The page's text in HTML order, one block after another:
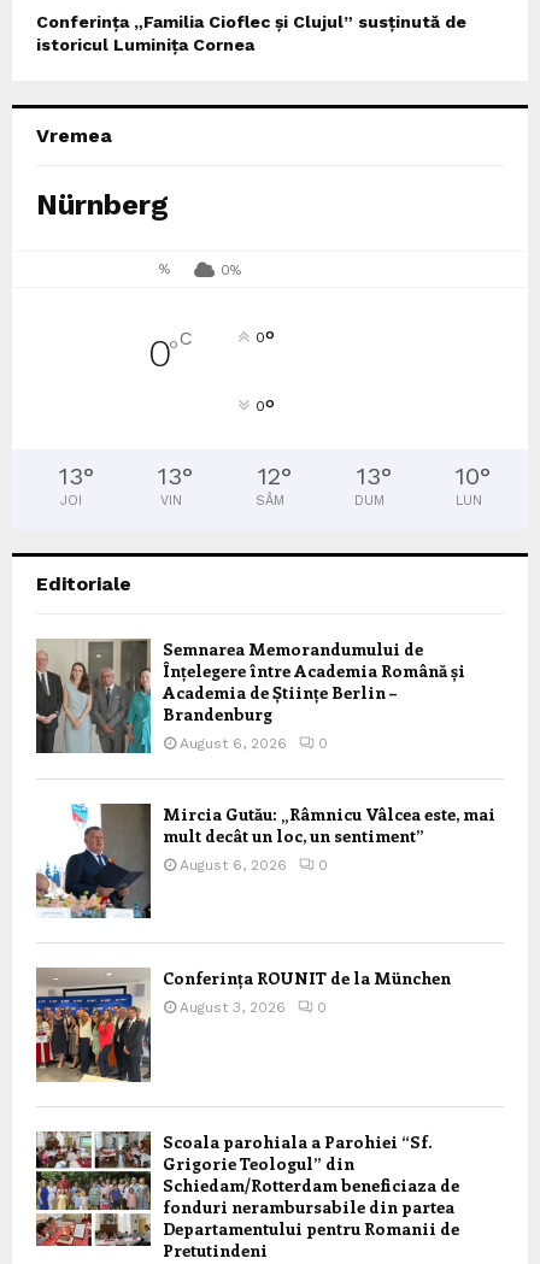
Conferința „Familia Cioflec și Clujul” susținută de
istoricul Luminița Cornea
Vremea
Nürnberg
% 0%
0°C 0°
0°
13°
JOI
13°
VIN
12°
SÂM
13°
DUM
10°
LUN
Editoriale
Semnarea Memorandumului de
Înțelegere între Academia Română și
Academia de Științe Berlin –
Brandenburg
August 6, 2026 0
Mircia Gutău: „Râmnicu Vâlcea este, mai
mult decât un loc, un sentiment”
August 6, 2026 0
Conferința ROUNIT de la München
August 3, 2026 0
Scoala parohiala a Parohiei “Sf.
Grigorie Teologul” din
Schiedam/Rotterdam beneficiaza de
fonduri nerambursabile din partea
Departamentului pentru Romanii de
Pretutindeni